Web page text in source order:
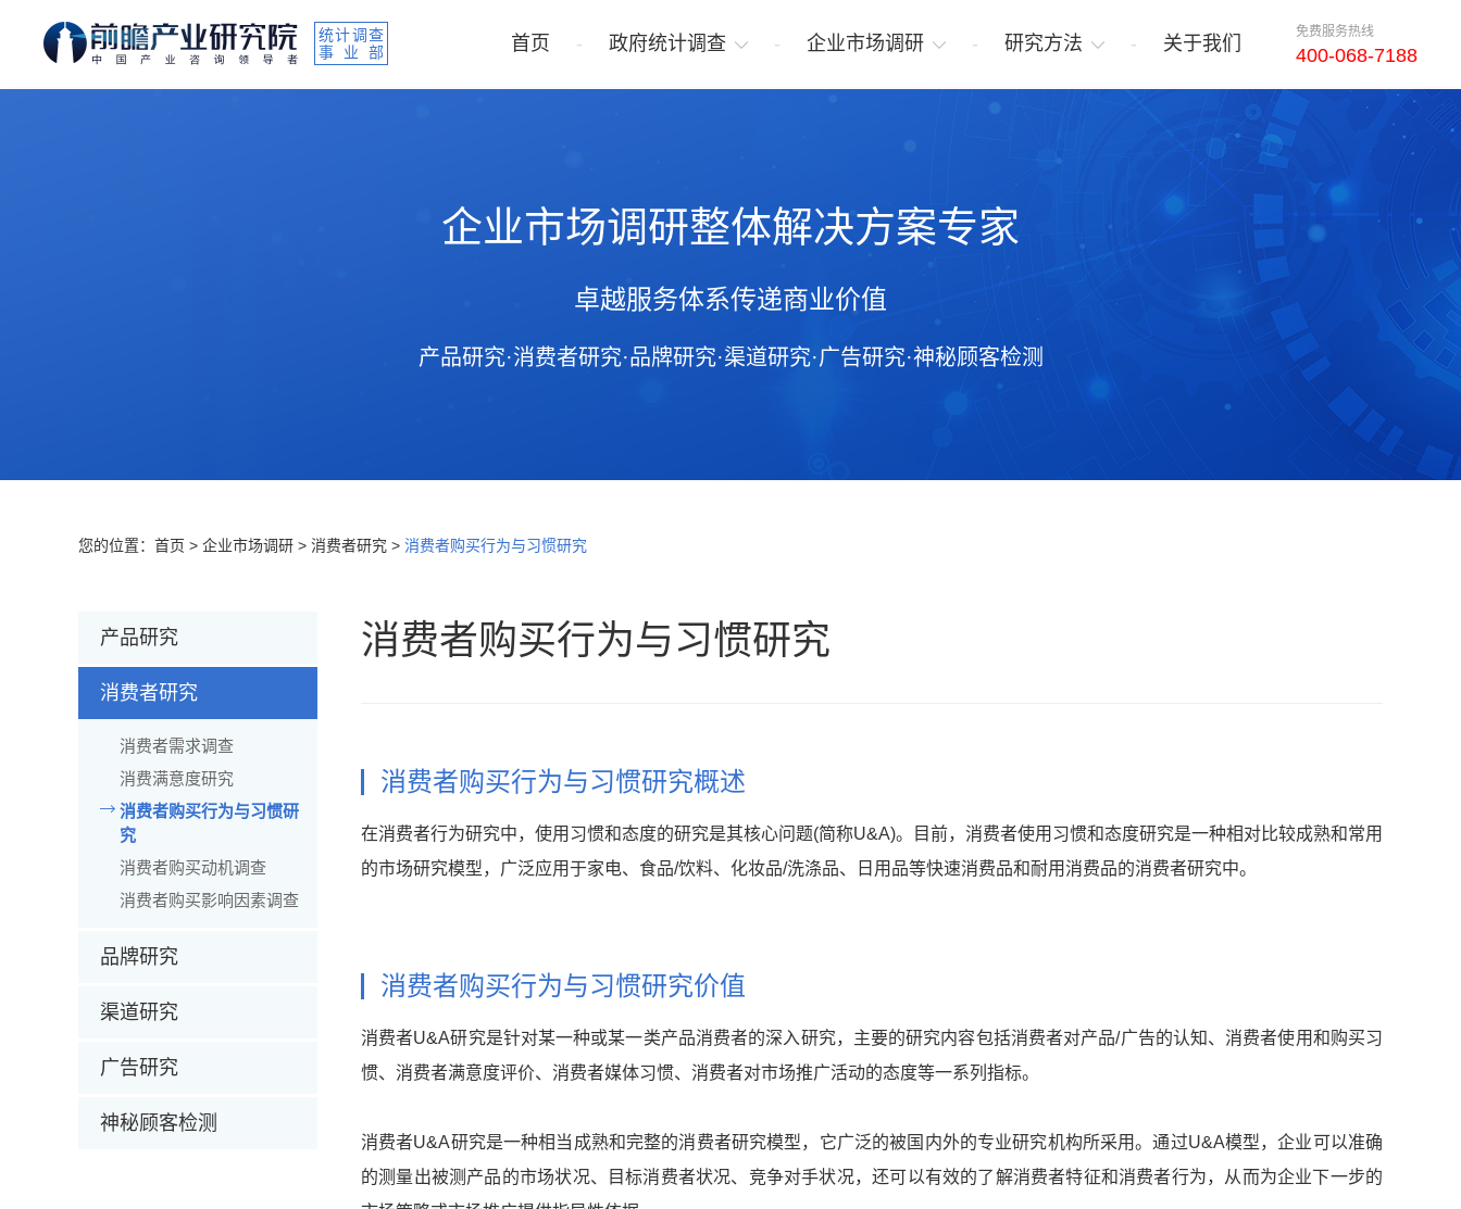
统计调查
事业部
免费服务热线
400-068-7188
首页 政府统计调查 企业市场调研 研究方法 关于我们
企业市场调研整体解决方案专家
卓越服务体系传递商业价值
产品研究·消费者研究·品牌研究·渠道研究·广告研究·神秘顾客检测
您的位置： 首页 > 企业市场调研 > 消费者研究 > 消费者购买行为与习惯研究
产品研究
消费者研究
消费者需求调查
消费满意度研究
消费者购买行为与习惯研
究
消费者购买动机调查
消费者购买影响因素调查
品牌研究
渠道研究
广告研究
神秘顾客检测
消费者购买行为与习惯研究
消费者购买行为与习惯研究概述
在消费者行为研究中，使用习惯和态度的研究是其核心问题(简称U&A)。目前，消费者使用习惯和态度研究是一种相对比较成熟和常用
的市场研究模型，广泛应用于家电、食品/饮料、化妆品/洗涤品、日用品等快速消费品和耐用消费品的消费者研究中。
消费者购买行为与习惯研究价值
消费者U&A研究是针对某一种或某一类产品消费者的深入研究，主要的研究内容包括消费者对产品/广告的认知、消费者使用和购买习
惯、消费者满意度评价、消费者媒体习惯、消费者对市场推广活动的态度等一系列指标。
消费者U&A研究是一种相当成熟和完整的消费者研究模型，它广泛的被国内外的专业研究机构所采用。通过U&A模型，企业可以准确
的测量出被测产品的市场状况、目标消费者状况、竞争对手状况，还可以有效的了解消费者特征和消费者行为，从而为企业下一步的